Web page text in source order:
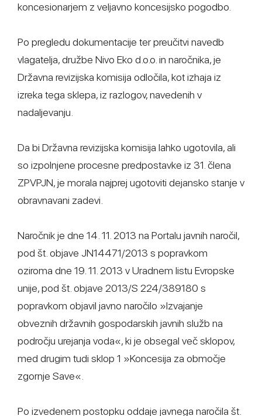
koncesionarjem z veljavno koncesijsko pogodbo.
Po pregledu dokumentacije ter preučitvi navedb
vlagatelja, družbe Nivo Eko d.o.o. in naročnika, je
Državna revizijska komisija odločila, kot izhaja iz
izreka tega sklepa, iz razlogov, navedenih v
nadaljevanju.
Da bi Državna revizijska komisija lahko ugotovila, ali
so izpolnjene procesne predpostavke iz 31. člena
ZPVPJN, je morala najprej ugotoviti dejansko stanje v
obravnavani zadevi.
Naročnik je dne 14. 11. 2013 na Portalu javnih naročil,
pod št. objave JN14471/2013 s popravkom
oziroma dne 19. 11. 2013 v Uradnem listu Evropske
unije, pod št. objave 2013/S 224/389180 s
popravkom objavil javno naročilo »Izvajanje
obveznih državnih gospodarskih javnih služb na
področju urejanja voda«, ki je obsegal več sklopov,
med drugim tudi sklop 1 »Koncesija za območje
zgornje Save«.
Po izvedenem postopku oddaje javnega naročila št.